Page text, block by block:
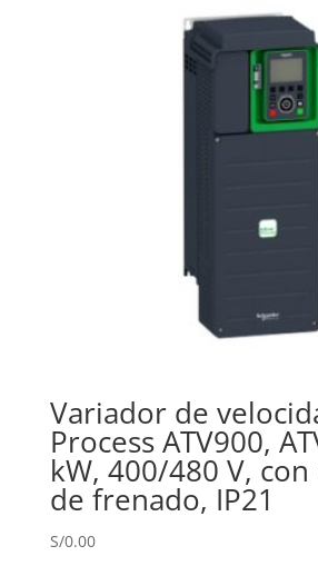
Variador de
Process ATV900,
kW, 400/480 V,
de frenado, IP21
S/0.00